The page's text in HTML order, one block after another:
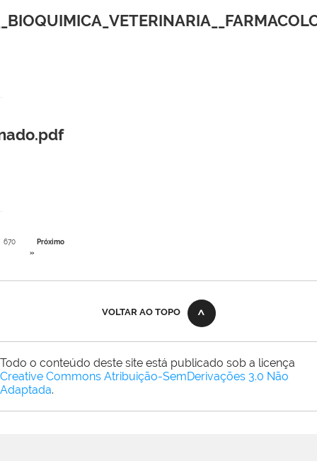
670
Próximo
»
VOLTAR AO TOPO
Todo o conteúdo deste site está publicado sob a licença
Creative Commons Atribuição-SemDerivações 3.0 Não
Adaptada.